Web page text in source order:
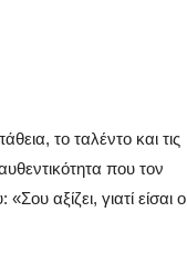
το ταλέντο και τις
που τον
αξίζει, γιατί είσαι ο